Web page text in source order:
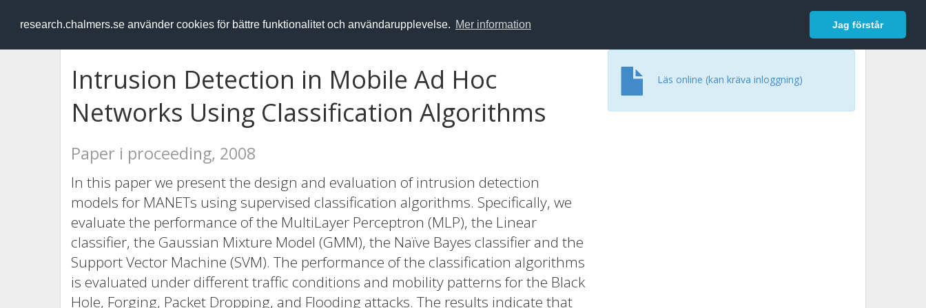
research.chalmers.se använder cookies för bättre funktionalitet och användarupplevelse. Mer information Jag förstår
RESEARCH.chalmers.se Logga in
Intrusion Detection in Mobile Ad Hoc
Networks Using Classification Algorithms
Paper i proceeding, 2008
In this paper we present the design and evaluation of intrusion detection
models for MANETs using supervised classification algorithms. Specifically, we
evaluate the performance of the MultiLayer Perceptron (MLP), the Linear
classifier, the Gaussian Mixture Model (GMM), the Naïve Bayes classifier and the
Support Vector Machine (SVM). The performance of the classification algorithms
is evaluated under different traffic conditions and mobility patterns for the Black
Hole, Forging, Packet Dropping, and Flooding attacks. The results indicate that
Läs online (kan kräva inloggning)